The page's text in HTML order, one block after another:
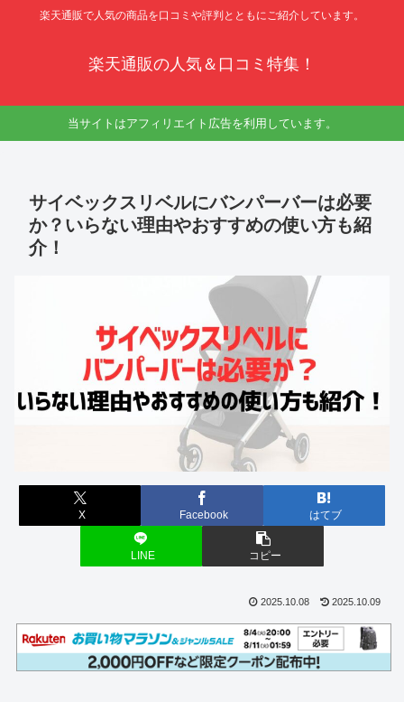
楽天通販で人気の商品を口コミや評判とともにご紹介しています。
楽天通販の人気＆口コミ特集！
当サイトはアフィリエイト広告を利用しています。
サイベックスリベルにバンパーバーは必要
か？いらない理由やおすすめの使い方も紹
介！
X Facebook はてブ
LINE コピー
2025.10.08 2025.10.09